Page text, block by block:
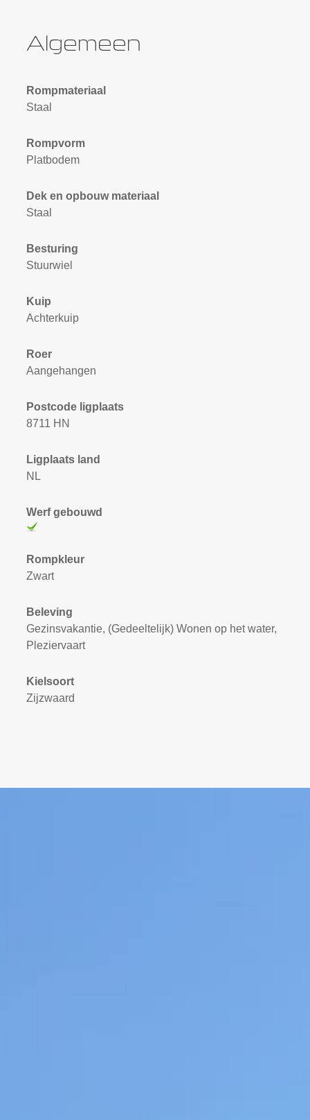
Algemeen
Rompmateriaal
Staal
Rompvorm
Platbodem
Dek en opbouw materiaal
Staal
Besturing
Stuurwiel
Kuip
Achterkuip
Roer
Aangehangen
Postcode ligplaats
8711 HN
Ligplaats land
NL
Werf gebouwd
Rompkleur
Zwart
Beleving
Gezinsvakantie, (Gedeeltelijk) Wonen op het water,
Pleziervaart
Kielsoort
Zijzwaard